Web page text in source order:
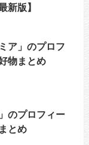
新版】
ア」のプロフ
物まとめ
のプロフィー
とめ